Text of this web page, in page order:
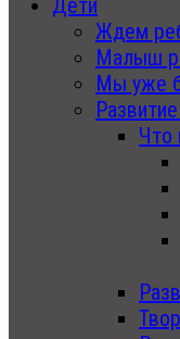
Ждем
Малыш
Мы уже
Что